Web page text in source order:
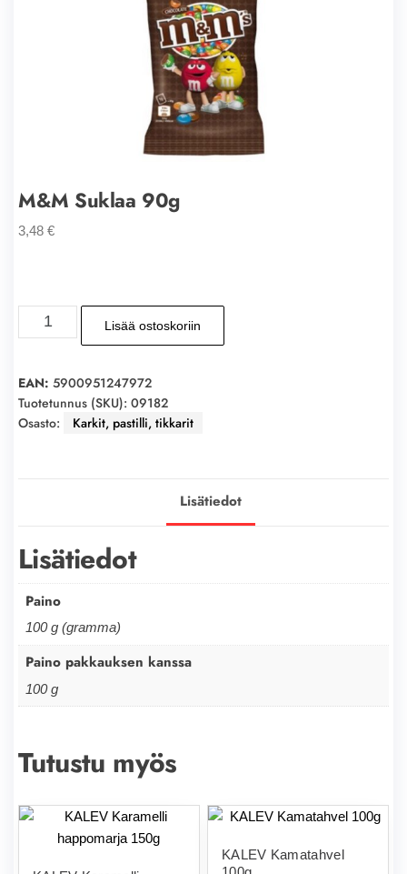
M&M Suklaa 90g
3,48 €
M&M
Suklaa
määrä
Lisää ostoskoriin
EAN: 5900951247972
Tuotetunnus (SKU): 09182
Osasto:
Karkit, pastilli, tikkarit
Lisätiedot
Lisätiedot
Paino
100 g (gramma)
Paino pakkauksen kanssa
100 g
Tutustu myös
KALEV Kamatahvel